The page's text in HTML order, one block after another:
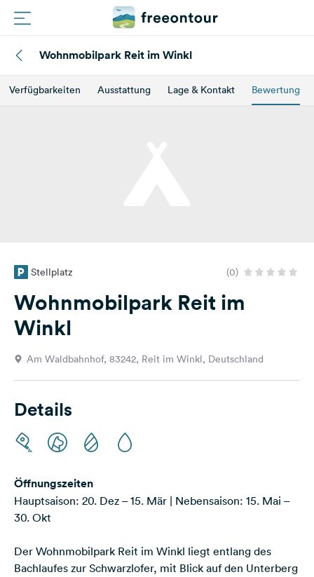
Fragen &
Feedback
Sprache:
Folge
auf
Social
Facebook
Instagram
Wohnmobilpark Reit im Winkl
Verfügbarkeiten Ausstattung Lage & Kontakt Bewertung
Stellplatz (0)
Wohnmobilpark Reit im
Winkl
Am Waldbahnhof, 83242, Reit im Winkl, Deutschland
Details
Öffnungszeiten
Hauptsaison: 20. Dez – 15. Mär | Nebensaison: 15. Mai –
30. Okt
Der Wohnmobilpark Reit im Winkl liegt entlang des
Bachlaufes zur Schwarzlofer, mit Blick auf den Unterberg